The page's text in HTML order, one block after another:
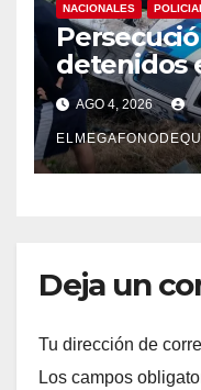
NACIONALES
detenidos
tras un
AGO 4, 2026
Deja un
Tu dirección de
Los campos